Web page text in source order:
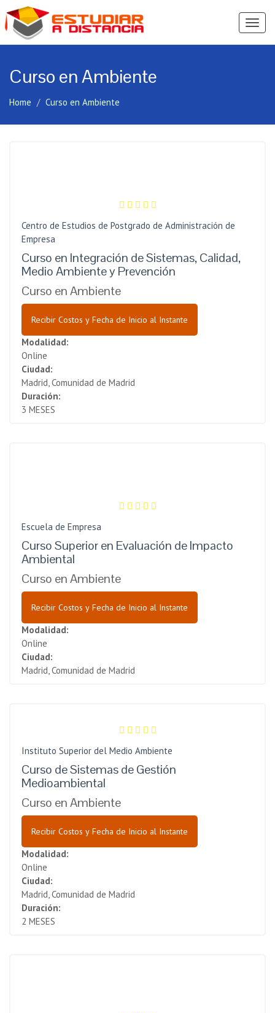
Ver
Curso en Ambiente
Home Curso en Ambiente
Centro de Estudios de Postgrado de Administración de
Empresa
Curso en Integración de Sistemas, Calidad,
Medio Ambiente y Prevención
Curso en Ambiente
Recibir Costos y Fecha de Inicio al Instante
Modalidad:
Online
Ciudad:
Madrid, Comunidad de Madrid
Duración:
3 MESES
Escuela de Empresa
Curso Superior en Evaluación de Impacto
Ambiental
Curso en Ambiente
Recibir Costos y Fecha de Inicio al Instante
Modalidad:
Online
Ciudad:
Madrid, Comunidad de Madrid
Instituto Superior del Medio Ambiente
Curso de Sistemas de Gestión
Medioambiental
Curso en Ambiente
Recibir Costos y Fecha de Inicio al Instante
Modalidad:
Online
Ciudad:
Madrid, Comunidad de Madrid
Duración:
2 MESES